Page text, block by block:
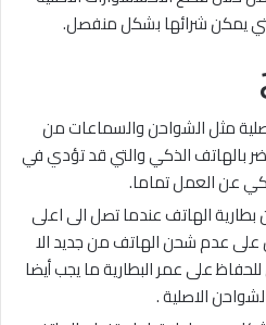
يمكن شرائها بشكل منفصل.
مثل الشواحن والسماعات من
بالهاتف الذكي والتي قد تؤدي في
عن العمل تماما.
الهاتف عندما تصل الى اعلى
على عدم شحن الهاتف من جديد الا
على عمر البطارية ما يجب أيضا
الاصلية .